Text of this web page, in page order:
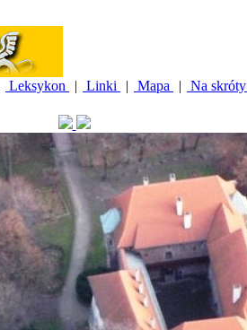
Leksykon | Linki | Mapa | Na skróty